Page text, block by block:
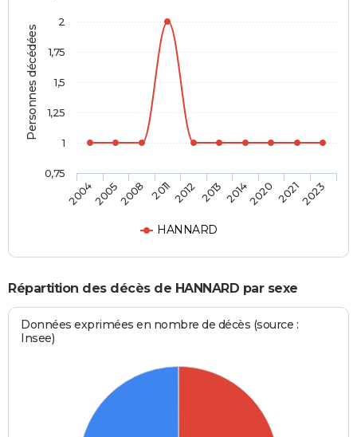
Personnes décédées
HANNARD
200420052008 20112012 2013 20142020 20212023
0,75
1
1,25
1,5
1,75
2
Répartition des décès de HANNARD par sexe
Données exprimées en nombre de décès (source :
Insee)